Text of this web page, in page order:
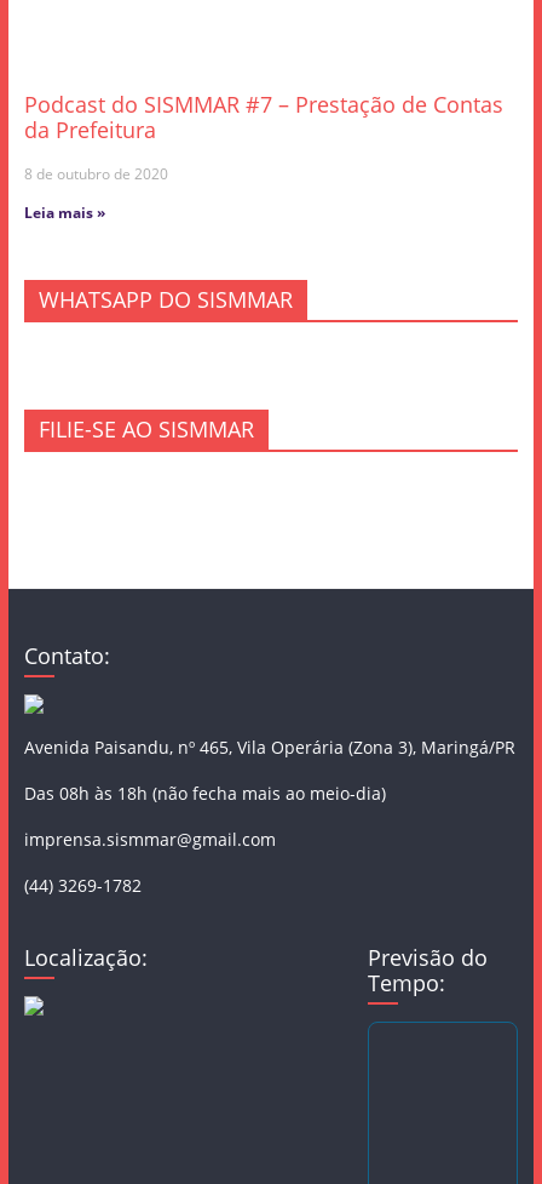
Podcast do SISMMAR #7 – Prestação de Contas
da Prefeitura
8 de outubro de 2020
Leia mais »
WHATSAPP DO SISMMAR
FILIE-SE AO SISMMAR
Contato:
Avenida Paisandu, nº 465, Vila Operária (Zona 3), Maringá/PR
Das 08h às 18h (não fecha mais ao meio-dia)
imprensa.sismmar@gmail.com
(44) 3269-1782
Localização:
Previsão do
Tempo: